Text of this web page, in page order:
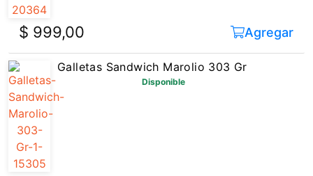
$ 999,00 Agregar
Galletas Sandwich Marolio 303 Gr
Disponible